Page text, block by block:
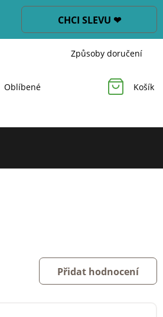
CHCI SLEVU ❤
Způsoby doručení
Oblíbené Košík
Přidat hodnocení